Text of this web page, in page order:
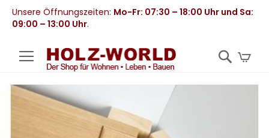
Unsere Öffnungszeiten: Mo-Fr: 07:30 – 18:00 Uhr und Sa:
09:00 – 13:00 Uhr.